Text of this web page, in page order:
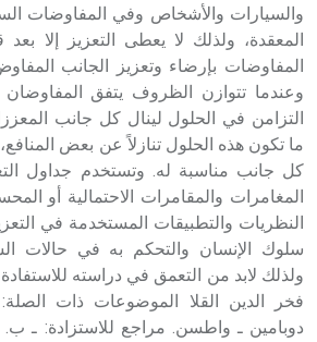
والسيارات والأشخاص وفي المفاوضات
المعقدة، ولذلك لا يعطى التعزيز إلا
المفاوضات بإرضاء وتعزيز الجانب
وعندما تتوازن الظروف يتفق المفاوضان
التزامن في الحلول لينال كل جانب
ما تكون هذه الحلول تنازلاً عن بعض
كل جانب مناسبة له. وتستخدم جداول
المغامرات والمقامرات الاحتمالية أو
النظريات والتطبيقات المستخدمة في
سلوك الإنسان والتحكم به في حالات
ولذلك لابد من التعمق في دراسته
فخر الدين القلا الموضوعات ذات
دوبامين ـ واطسن. مراجع للاستزادة: ـ